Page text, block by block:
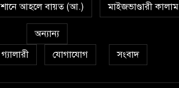
শানে আহলে বায়ত (আ.)
মাইজভাণ্ডারী কালাম
অন্যান্য
গ্যালারী
যোগাযোগ সংবাদ